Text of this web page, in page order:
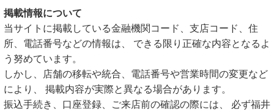
掲載情報について
当サイトに掲載している金融機関コード、支店コード、住
所、電話番号などの情報は、 できる限り正確な内容となるよ
う努めています。
しかし、店舗の移転や統合、電話番号や営業時間の変更など
により、 掲載内容が実際と異なる場合があります。
振込手続き、口座登録、ご来店前の確認の際には、 必ず福井